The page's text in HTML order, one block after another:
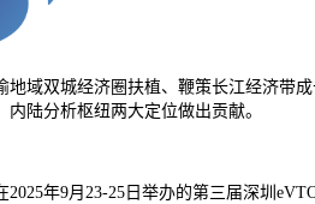
双城经济圈扶植、鞭策长江经济带成
陆分析枢纽两大定位做出贡献。
年9月23-25日举办的第三届深圳